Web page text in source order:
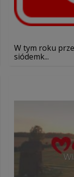
W tym roku
siódemk...